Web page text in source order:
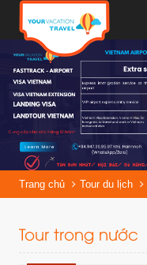
Trang chủ Tour du lịch
Tour trong nước